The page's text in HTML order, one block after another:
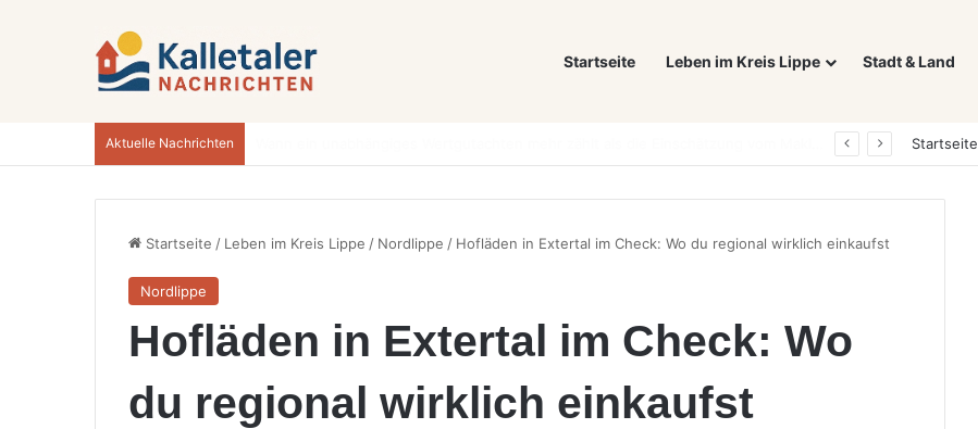
Startseite Leben im Kreis Lippe Stadt & Land
Aktuelle Nachrichten Startseite
Startseite / Leben im Kreis Lippe / Nordlippe / Hofläden in Extertal im Check: Wo du regional wirklich einkaufst
Nordlippe
Hofläden in Extertal im Check: Wo
du regional wirklich einkaufst